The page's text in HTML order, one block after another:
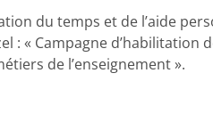
du temps et de l’aide
: « Campagne
de l’enseignement ».